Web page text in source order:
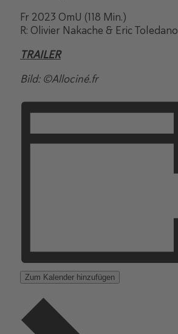
Fr 2023 OmU (118 Min.)
R: Olivier Nakache & Eric Toledano
TRAILER
Bild: ©Allociné.fr
Zum Kalender hinzufügen